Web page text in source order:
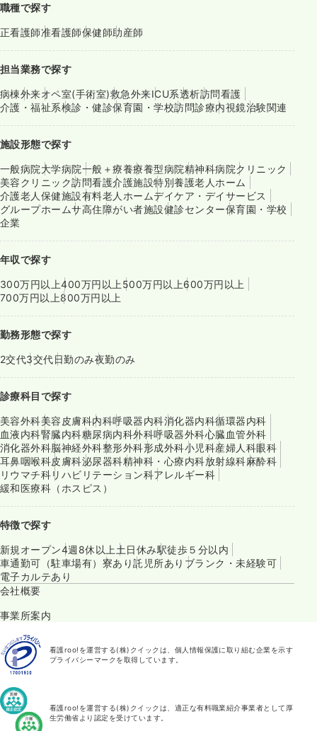
職種で探す
正看護師准看護師保健師助産師
担当業務で探す
病棟外来オペ室(手術室)救急外来ICU系透析訪問看護
介護・福祉系検診・健診保育園・学校訪問診療内視鏡治験関連
施設形態で探す
一般病院大学病院一般＋療養療養型病院精神科病院クリニック
美容クリニック訪問看護介護施設特別養護老人ホーム
介護老人保健施設有料老人ホームデイケア・デイサービス
グループホームサ高住障がい者施設健診センター保育園・学校
企業
年収で探す
300万円以上400万円以上 500万円以上600万円以上
700万円以上800万円以上
勤務形態で探す
2交代3交代日勤のみ夜勤のみ
診療科目で探す
美容外科美容皮膚科内科呼吸器内科消化器内科循環器内科
血液内科腎臓内科糖尿病内科外科呼吸器外科心臓血管外科
消化器外科脳神経外科整形外科形成外科小児科産婦人科眼科
耳鼻咽喉科皮膚科泌尿器科精神科・心療内科放射線科麻酔科
リウマチ科リハビリテーション科アレルギー科
緩和医療科（ホスピス）
特徴で探す
新規オープン4週8休以上 土日休み駅徒歩５分以内
車通勤可（駐車場有） 寮あり託児所あり ブランク・未経験可
電子カルテあり
会社概要
事業所案内
看護roo!を運営する(株)クイックは、個人情報保護に取り組む企業を示す
プライバシーマークを取得しています。
看護roo!を運営する(株)クイックは、適正な有料職業紹介事業者として厚
生労働省より認定を受けています。